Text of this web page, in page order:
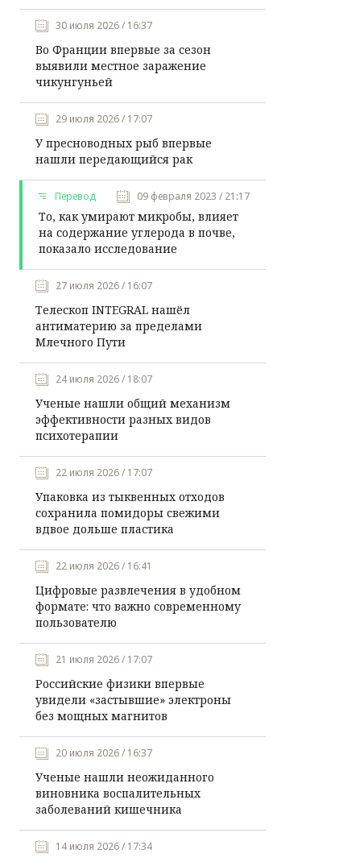
30 июля 2026 / 16:37
Во Франции впервые за сезон
выявили местное заражение
чикунгуньей
29 июля 2026 / 17:07
У пресноводных рыб впервые
нашли передающийся рак
Перевод 09 февраля 2023 / 21:17
То, как умирают микробы, влияет
на содержание углерода в почве,
показало исследование
27 июля 2026 / 16:07
Телескоп INTEGRAL нашёл
антиматерию за пределами
Млечного Пути
24 июля 2026 / 18:07
Ученые нашли общий механизм
эффективности разных видов
психотерапии
22 июля 2026 / 17:07
Упаковка из тыквенных отходов
сохранила помидоры свежими
вдвое дольше пластика
22 июля 2026 / 16:41
Цифровые развлечения в удобном
формате: что важно современному
пользователю
21 июля 2026 / 17:07
Российские физики впервые
увидели «застывшие» электроны
без мощных магнитов
20 июля 2026 / 16:37
Ученые нашли неожиданного
виновника воспалительных
заболеваний кишечника
14 июля 2026 / 17:34